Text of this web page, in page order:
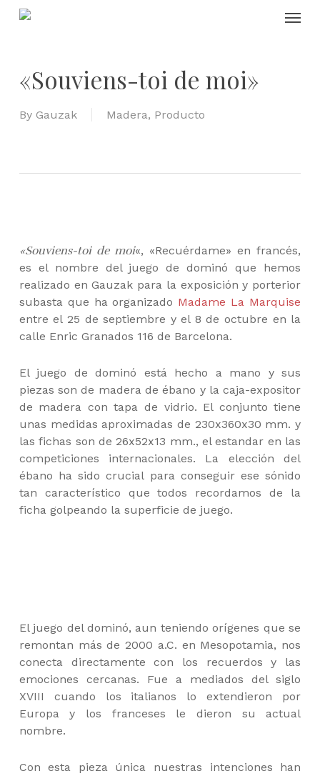
Skip
«Souviens-toi de moi»
By Gauzak Madera, Producto
«Souviens-toi de moi«, «Recuérdame» en francés,
es el nombre del juego de dominó que hemos
realizado en Gauzak para la exposición y porterior
subasta que ha organizado Madame La Marquise
entre el 25 de septiembre y el 8 de octubre en la
calle Enric Granados 116 de Barcelona.
El juego de dominó está hecho a mano y sus
piezas son de madera de ébano y la caja-expositor
de madera con tapa de vidrio. El conjunto tiene
unas medidas aproximadas de 230x360x30 mm. y
las fichas son de 26x52x13 mm., el estandar en las
competiciones internacionales. La elección del
ébano ha sido crucial para conseguir ese sónido
tan característico que todos recordamos de la
ficha golpeando la superficie de juego.
El juego del dominó, aun teniendo orígenes que se
remontan más de 2000 a.C. en Mesopotamia, nos
conecta directamente con los recuerdos y las
emociones cercanas. Fue a mediados del siglo
XVIII cuando los italianos lo extendieron por
Europa y los franceses le dieron su actual
nombre.
Con esta pieza única nuestras intenciones han